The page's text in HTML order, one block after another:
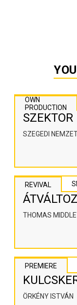
OWN
PRODUCTION
SZEKTOR
SZEGEDI
REVIVAL
THOMAS
PREMIERE
ÖRKÉNY ISTVÁN